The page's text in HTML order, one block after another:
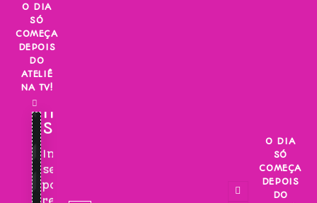
Skip
content
O DIA
SÓ
COMEÇA
DEPOIS
DO
ATELIÊ
NA TV!
INSCREVA-
SE!
Inscreva-
se
para
O DIA
SÓ
COMEÇA
DEPOIS
DO